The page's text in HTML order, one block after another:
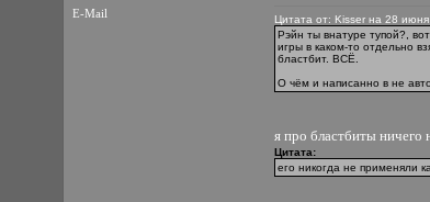
E-Mail
Цитата от: Kisser на 28
Рэйн ты внатуре тупой?,
игры в каком-то отдельно
бластбит. ВСЁ.
О чём и написанно в не
я про бластбиты ничего
Цитата:
его никогда не применяли